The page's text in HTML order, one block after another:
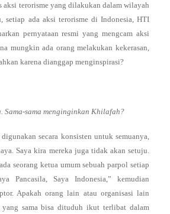
aksi terorisme yang dilakukan dalam wilayah
setiap ada aksi terorisme di Indonesia, HTI
pernyataan resmi yang mengcam aksi
mungkin ada orang melakukan kekerasan,
karena dianggap menginspirasi?
Sama-sama menginginkan Khilafah?
secara konsisten untuk semuanya,
Saya kira mereka juga tidak akan setuju.
seorang ketua umum sebuah parpol setiap
Pancasila, Saya Indonesia,” kemudian
Apakah orang lain atau organisasi lain
sama bisa dituduh ikut terlibat dalam